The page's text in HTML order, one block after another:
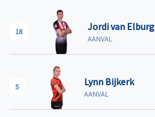
18 Jordi van Elburg
AANVAL
5 Lynn Bijkerk
AANVAL